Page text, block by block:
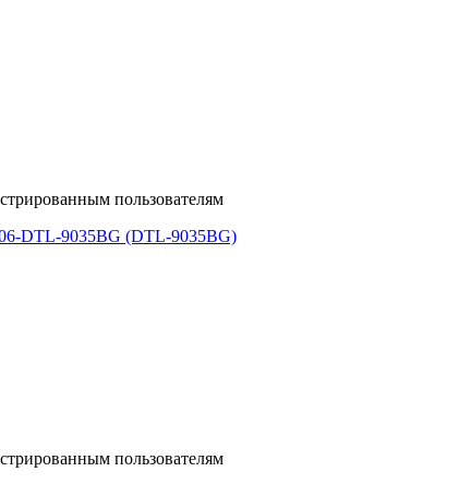
пользователям
пользователям